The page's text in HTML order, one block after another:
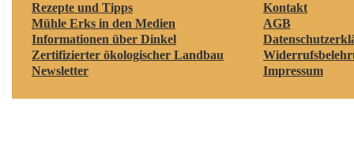
Rezepte und Tipps
Mühle Erks in den Medien
Informationen über Dinkel
Zertifizierter ökologischer Landbau
Newsletter
Kontakt
AGB
Impressum